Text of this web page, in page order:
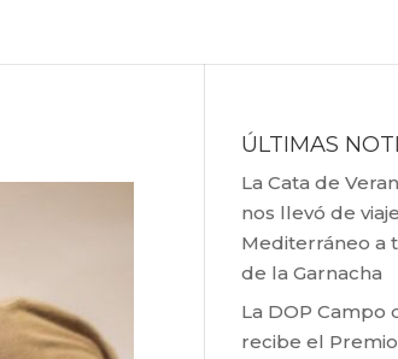
ÚLTIMAS
La Cata de
nos llevó de
Mediterráneo a
de la Garnacha
La DOP Campo
recibe el